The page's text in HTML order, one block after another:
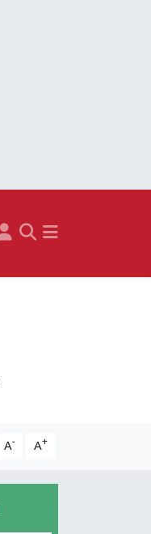
A- A+